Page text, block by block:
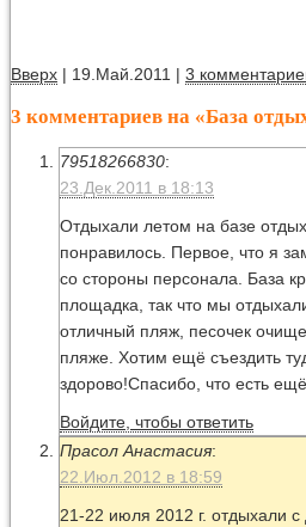
Вверх | 19.Май.2011 | 3
3 комментариев на «База
79518266830:
23.Дек.2011 в 18:13
Отдыхали летом на базе
понравилось. Первое, что я
со стороны персонала. База
площадка, так что мы
отличный пляж, песочек
пляже. Хотим ещё съездить
здорово!Спасибо, что есть
Войдите, чтобы ответить
Прасол Анастасия:
22.Июл.2012 в 18:59
21-22 июля 2012 г. отдыхали